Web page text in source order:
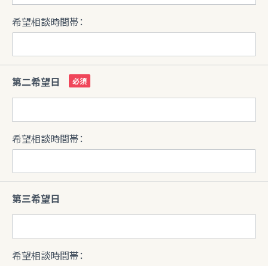
希望相談時間帯：
第二希望日
希望相談時間帯：
第三希望日
希望相談時間帯：